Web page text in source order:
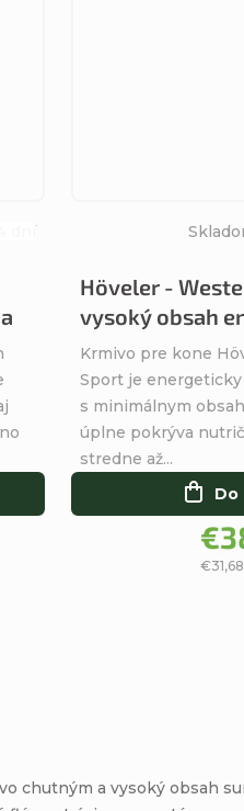
dní
Höveler -
vysoký obsah
Do
Krmivo pre kone
Sport je
s minimálnym
úplne pokrýva
stredne až...
chutným a vysoký obsah